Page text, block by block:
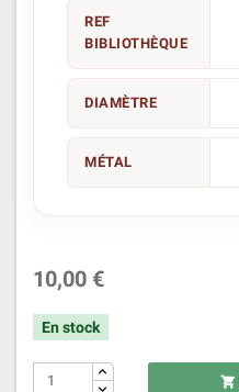
REF
BIBLIOTHÈQUE
DIAMÈTRE
MÉTAL
10,00 €
En stock
